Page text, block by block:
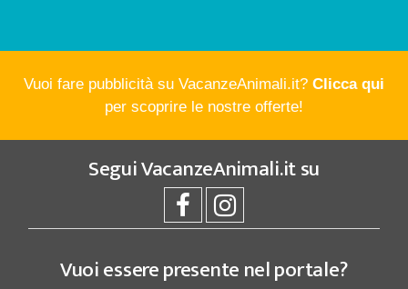
Vuoi fare pubblicità su VacanzeAnimali.it? Clicca qui
per scoprire le nostre offerte!
SeguiVacanzeAnimali.itsu
Vuoi essere presente nel portale?